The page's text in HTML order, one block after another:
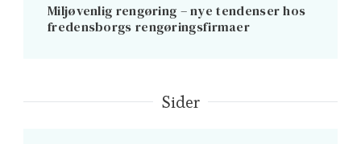
Miljøvenlig rengøring – nye tendenser hos
fredensborgs rengøringsfirmaer
Sider